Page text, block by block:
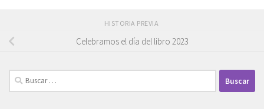
HISTORIA PREVIA
Celebramos el día del libro 2023
Buscar: